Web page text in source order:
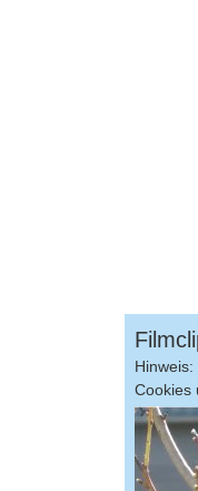
Cookies